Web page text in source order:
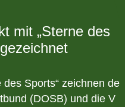
mit „Sterne des
Sports“ zeichnen de
(DOSB) und die V